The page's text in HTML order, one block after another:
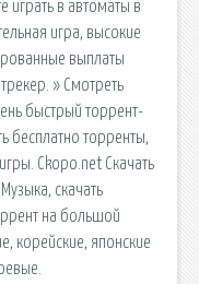
играть в автоматы в
игра, высокие
выплаты
» Смотреть
быстрый торрент-
бесплатно торренты,
Ckopo.net Скачать
скачать
на большой
корейские, японские